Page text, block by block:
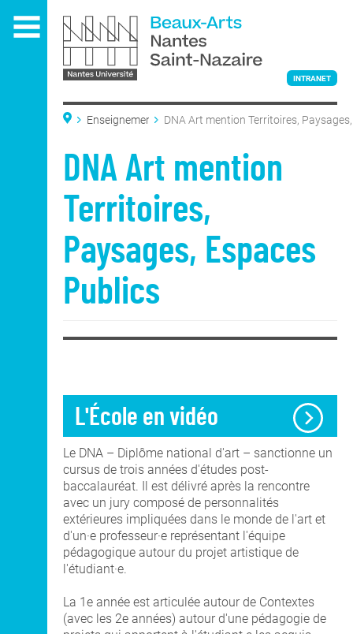
contenu
L'ÉCOLE
ENSEIGNEMENT
Admissions
DNSEP Art
nationale
INTERNATIONAL
COURS PUBLICS
OPEN SCHOOL
INTRANET
Enseignement
DNA Art mention Territoires,
DNA Art mention
Territoires,
Paysages, Espaces
Publics
L'École en vidéo
Le DNA – Diplôme national d'art – sanctionne un
cursus de trois années d'études post-
baccalauréat. Il est délivré après la rencontre
avec un jury composé de personnalités
extérieures impliquées dans le monde de l'art et
d'un·e professeur·e représentant l'équipe
pédagogique autour du projet artistique de
l'étudiant·e.
La 1e année est articulée autour de Contextes
(avec les 2e années) autour d'une pédagogie de